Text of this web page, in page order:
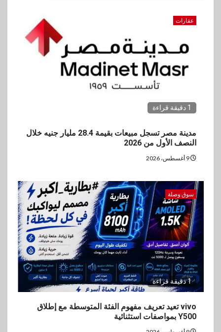
بنوك رياضة
وزير الشباب والرياضة يلتقي
بالرئيس التنفيذي والعضو المنتدب
لبنك saib لبحث تعزيز التعاون
حماقي يشعل سعادة ساحل في
رأس الحكمة.. وبوسي مفاجأة
5
اقتصاد
وزيرا التخطيط والبترول يبحثان
جهود تحقيق أمن الطاقة
عقارات
1 دقيقة قراءة
مدينة مصر تسجل مبيعات بقيمة 28.4 مليار جنيه خلال
النصف الأول من 2026
سوق وصلة
1 دقيقة قراءة
vivo تعيد تعريف مفهوم الفئة المتوسطة مع إطلاق
Y500 بمواصفات استثنائية